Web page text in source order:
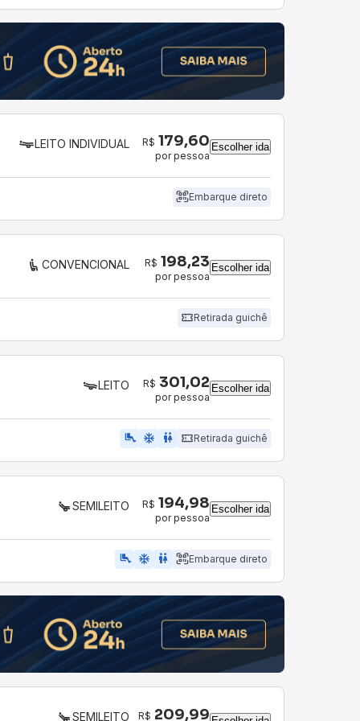
LEITO INDIVIDUAL R$ 179,60
por pessoa
Escolher ida
Embarque direto
CONVENCIONAL R$ 198,23
por pessoa
Escolher ida
Retirada guichê
LEITO R$ 301,02
por pessoa
Escolher ida
airline_seat_legroom_extra ac_unit wc Retirada guichê
SEMILEITO R$ 194,98
por pessoa
Escolher ida
airline_seat_legroom_extra ac_unit WC Embarque direto
SEMILEITO R$ 209,99